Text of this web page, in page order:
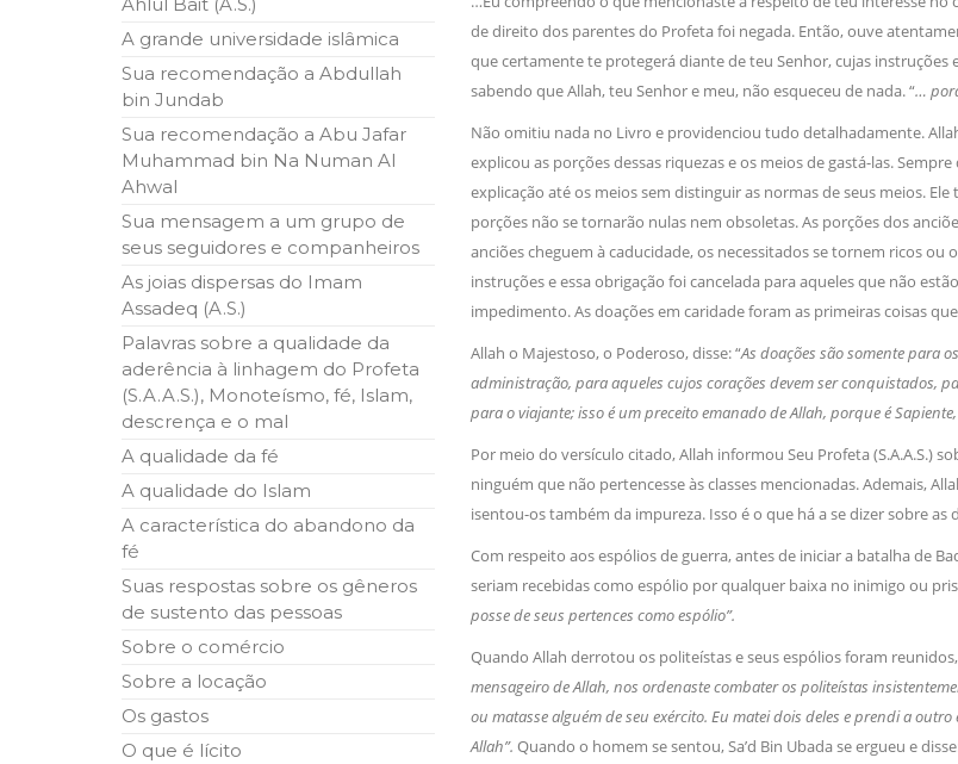
ter entrado numa guerra cultural e religiosa de magnitude. Mais
Hejrita.
Falecimento do Imam Ali Ibn Al-Hussein (A.S.)
Em nome de Deus, o Clemente, o Misericordioso! Diante da data em que
relembramos o martírio do quarto Imam dos muçulmanos, o Imam Ali Ibn Al-
Hussein Ibn Ali Ibn Abi Táleb (A.S.), conhecido por “Zein Al-Ábidin” (Formosura
NOTÍCIAS
3 DE JULHO DE
Relações
Na noite da
sede, em São
do Irã, Sr.
A grande universidade islâmica
Sua recomendação a Abdullah
bin Jundab
Sua recomendação a Abu Jafar
Muhammad bin Na Numan Al
Ahwal
Sua mensagem a um grupo de
seus seguidores e companheiros
As joias dispersas do Imam
Assadeq (A.S.)
Palavras sobre a qualidade da
aderência à linhagem do Profeta
(S.A.A.S.), Monoteísmo, fé, Islam,
descrença e o mal
A qualidade da fé
A qualidade do Islam
A característica do abandono da
fé
Suas respostas sobre os gêneros
de sustento das pessoas
Sobre o comércio
Sobre a locação
Os gastos
O que é lícito
de direito dos parentes do Profeta foi negada. Então, ouve
que certamente te protegerá diante de teu Senhor, cujas instruções
sabendo que Allah, teu Senhor e meu, não esqueceu de nada. “…
Não omitiu nada no Livro e providenciou tudo detalhadamente.
explicou as porções dessas riquezas e os meios de gastá-las.
explicação até os meios sem distinguir as normas de seus meios.
porções não se tornarão nulas nem obsoletas. As porções dos
anciões cheguem à caducidade, os necessitados se tornem ricos
instruções e essa obrigação foi cancelada para aqueles que não
impedimento. As doações em caridade foram as primeiras coisas
Allah o Majestoso, o Poderoso, disse: “As doações são somente para
administração, para aqueles cujos corações devem ser conquistados,
para o viajante; isso é um preceito emanado de Allah, porque é
Por meio do versículo citado, Allah informou Seu Profeta (S.A.A.S.)
ninguém que não pertencesse às classes mencionadas. Ademais,
isentou-os também da impureza. Isso é o que há a se dizer sobre as
Com respeito aos espólios de guerra, antes de iniciar a batalha de
seriam recebidas como espólio por qualquer baixa no inimigo ou
posse de seus pertences como espólio”.
Quando Allah derrotou os politeístas e seus espólios foram
mensageiro de Allah, nos ordenaste combater os politeístas
ou matasse alguém de seu exército. Eu matei dois deles e prendi a
Allah”. Quando o homem se sentou, Sa’d Bin Ubada se ergueu e